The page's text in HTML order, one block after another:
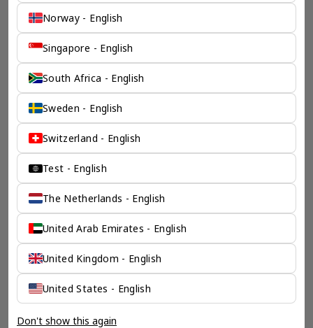
全球公司注册
我们的海外公司专家清楚的了解开设公司所需的必要材料，时间投入，所
需资本，以及其它政府规定的必须流程。我们会为您清楚的勾勒出您预期
海外公司的蓝图。
chevron_left chevron_right
Norway - English
Singapore - English
South Africa - English
Sweden - English
Switzerland - English
Test - English
The Netherlands - English
United Arab Emirates - English
United Kingdom - English
United States - English
Don't show this again